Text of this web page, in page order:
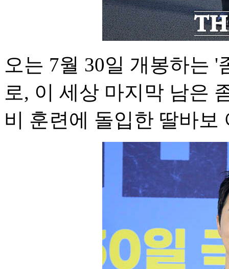
오는 7월 30일 개봉하는
로, 이 세상 마지막 남은
비 훈련에 돌입한 딸바보